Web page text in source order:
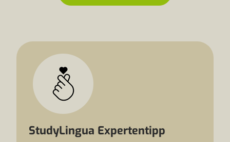
StudyLingua Expertentipp